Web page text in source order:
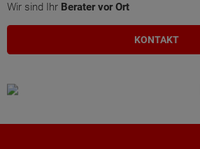
Wir sind Ihr Berater vor Ort
KONTAKT